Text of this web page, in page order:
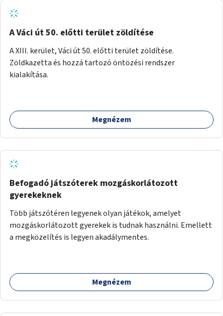
A Váci út 50. előtti terület zöldítése
A XIII. kerület, Váci út 50. előtti terület zöldítése.
Zöldkazetta és hozzá tartozó öntözési rendszer
kialakítása.
Megnézem
Befogadó játszóterek mozgáskorlátozott
gyerekeknek
Több játszótéren legyenek olyan játékok, amelyet
mozgáskorlátozott gyerekek is tudnak használni. Emellett
a megközelítés is legyen akadálymentes.
Megnézem